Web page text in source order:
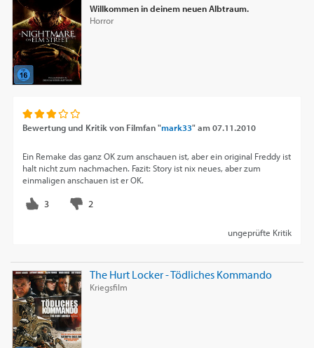
Willkommen in deinem neuen Albtraum.
Horror
Bewertung und Kritik von Filmfan "mark33"am07.11.2010
Ein Remake das ganz OK zum anschauen ist, aber ein original Freddy ist
halt nicht zum nachmachen. Fazit: Story ist nix neues, aber zum
einmaligen anschauen ist er OK.
ungeprüfte Kritik
The Hurt Locker - Tödliches Kommando
Kriegsfilm